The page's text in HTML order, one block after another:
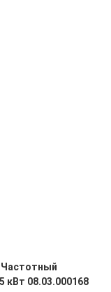
Частотный
кВт 08.03.000168